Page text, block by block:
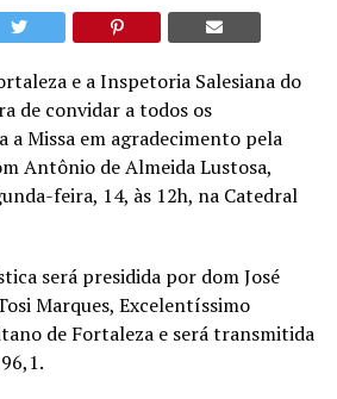
e a Inspetoria Salesiana do
de convidar a todos os
a Missa em agradecimento pela
Antônio de Almeida Lustosa,
feira, 14, às 12h, na Catedral
será presidida por dom José
Marques, Excelentíssimo
de Fortaleza e será transmitida